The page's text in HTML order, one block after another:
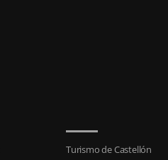
Turismo de Castellón